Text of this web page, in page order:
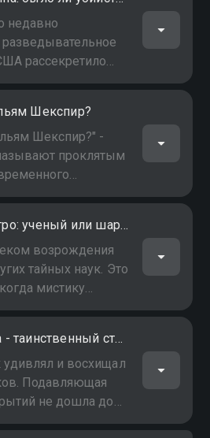
и существует ли на
Ковчег?
недавно
рассекретило
относятся к
эти документы
о смерти Иосифа
ли он своей
убит?
Шекспир?
Шекспир?" -
проклятым
Называют не
- исследователей
лагери.
Мориса Тореза,
именем "Шекспир"
человека -
Фрэнсис
и ученик граф
в
Граф Калиостро: ученый или шарлатан?
возрождения
тайных наук. Это
мистику
в формулы и
еще так же
магия
Никола Тесла - таинственный странник
удивлял и восхищал
Подавляющая
не дошла до
о